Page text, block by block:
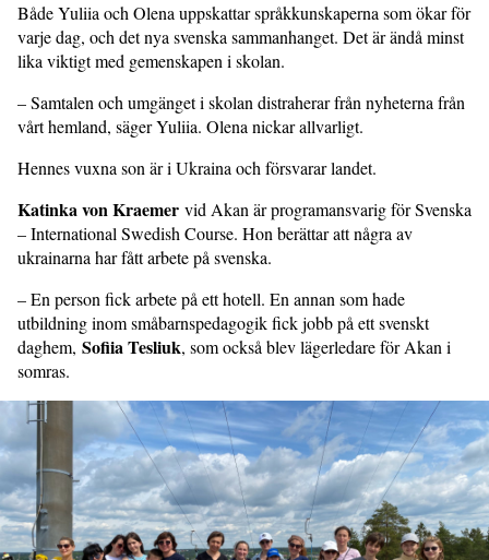
Både Yuliia och Olena uppskattar språkkunskaperna som ökar för
varje dag, och det nya svenska sammanhanget. Det är ändå minst
lika viktigt med gemenskapen i skolan.
– Samtalen och umgänget i skolan distraherar från nyheterna från
vårt hemland, säger Yuliia. Olena nickar allvarligt.
Hennes vuxna son är i Ukraina och försvarar landet.
Katinka von Kraemer vid Akan är programansvarig för Svenska
– International Swedish Course. Hon berättar att några av
ukrainarna har fått arbete på svenska.
– En person fick arbete på ett hotell. En annan som hade
utbildning inom småbarnspedagogik fick jobb på ett svenskt
daghem, Sofiia Tesliuk, som också blev lägerledare för Akan i
somras.